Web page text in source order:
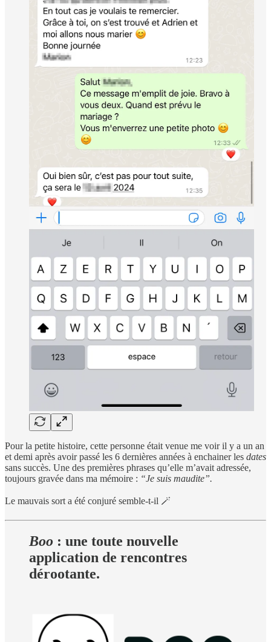
Pour la petite histoire, cette personne était venue me voir il y a un an
et demi après avoir passé les 6 dernières années à enchainer les dates
sans succès. Une des premières phrases qu’elle m’avait adressée,
toujours gravée dans ma mémoire : “Je suis maudite”.
Le mauvais sort a été conjuré semble-t-il 🪄
Boo : une toute nouvelle
application de rencontres
dérootante.